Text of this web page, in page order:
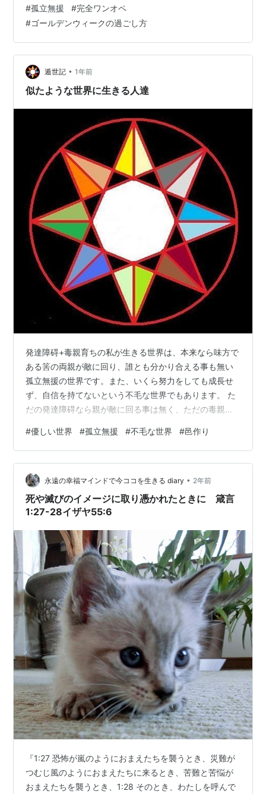
の「大事」が、時々、ふっと寂しさや孤独感にすり替わ
ってしまうことがあるんです。 「いや、こんなこと思っ
ちゃいけない」 「せっかくの時間、宝物にしたいって思
ってたのに…」 そんな自分にモヤモヤしてしまう瞬間
も、たまにある。私は母がいません。 だからこそ、今こ
の時間を大切にしたいと思っ…
#孤立無援 #完全ワンオペ
#ゴールデンウィークの過ごし方
遁世記 • 1年前
似たような世界に生きる人達
発達障碍+毒親育ちの私が生きる世界は、本来なら味方で
ある筈の両親が敵に回り、誰とも分かり合える事も無い
孤立無援の世界です。また、いくら努力をしても成長せ
ず、自信を持てないという不毛な世界でもあります。 た
だの発達障碍なら親が敵に回る事は無く、ただの毒親育
でも、味方と能力のどちらも無いというのは、本当に、
本っっっ当にキツいんです。 幸いにも私は独り立ちが出
来ましたが、世の中には頑張ってもどうにもならず、全
てを諦めて死んだように生きていたり、自暴自棄になっ
て身を持ち崩してしまう人の方が多いんです。 例えば、
私が郵便局で面倒を見ていたアルバイトの男性…
#優しい世界 #孤立無援 #不毛な世界 #邑作り
永遠の幸福マインドで今ココを生きる diary • 2年前
死や滅びのイメージに取り憑かれたときに 箴言
1:27-28イザヤ55:6
『1:27 恐怖が嵐のようにおまえたちを襲うとき、災難が
つむじ風のようにおまえたちに来るとき、苦難と苦悩が
おまえたちを襲うとき、1:28 そのとき、わたしを呼んで